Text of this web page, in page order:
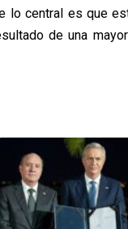
lo central es que
de una